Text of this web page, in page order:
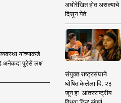
यांच्याकडे
अनेकदा पुरेसे लक्ष
अधोरेखित होत असल्याचे
दिसून येते...
संयुक्त राष्ट्रसंघाने
घोषित केलेला दि. २३
जून हा 'आंतरराष्ट्रीय